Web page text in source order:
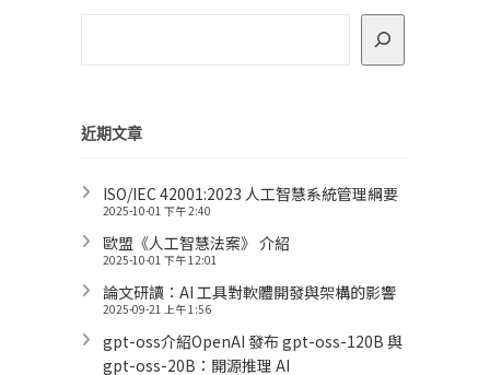
近期文章
ISO/IEC 42001:2023 人工智慧系統管理綱要
2025-10-01 下午 2:40
歐盟《人工智慧法案》 介紹
2025-10-01 下午 12:01
論文研讀：AI 工具對軟體開發與架構的影響
2025-09-21 上午 1:56
gpt-oss介紹OpenAI 發布 gpt-oss-120B 與
gpt-oss-20B：開源推理 AI